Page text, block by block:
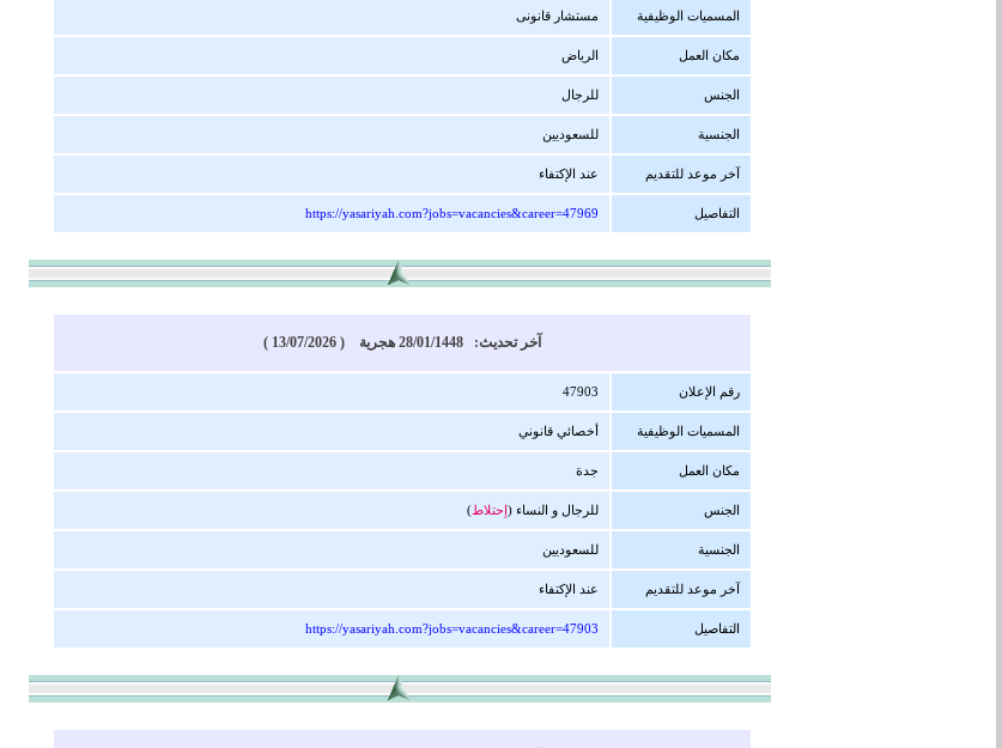
المسميات الوظيفية مستشار قانونى
مكان العمل الرياض
الجنس للرجال
الجنسية للسعوديين
آخر موعد للتقديم عند الإكتفاء
التفاصيل https://yasariyah.com?jobs=vacancies&career=47969
آخر تحديث: 28/01/1448 هجرية ( 13/07/2026 )
رقم الإعلان 47903
المسميات الوظيفية أخصائي قانوني
مكان العمل جدة
الجنس للرجال و النساء ( إحتلاط)
الجنسية للسعوديين
آخر موعد للتقديم عند الإكتفاء
التفاصيل https://yasariyah.com?jobs=vacancies&career=47903